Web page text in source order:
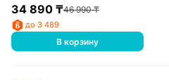
34 890₸46 990₸
до 3 489
В корзину